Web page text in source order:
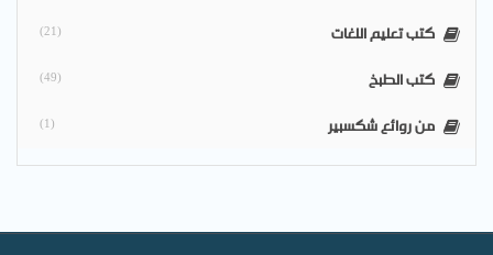
كتب تعليم اللغات (21)
كتب الطبخ (49)
من روائع شكسبير (1)